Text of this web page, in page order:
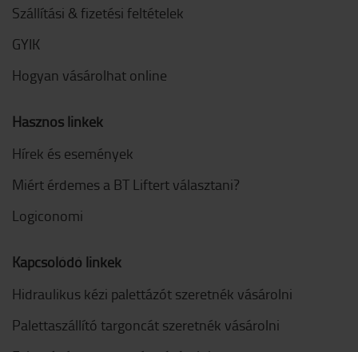
Szállítási & fizetési feltételek
GYIK
Hogyan vásárolhat online
Hasznos linkek
Hírek és események
Miért érdemes a BT Liftert választani?
Logiconomi
Kapcsolódó linkek
Hidraulikus kézi palettázót szeretnék vásárolni
Palettaszállító targoncát szeretnék vásárolni